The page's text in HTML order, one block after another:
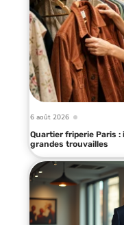
6 août 2026
Quartier friperie Paris
grandes trouvailles